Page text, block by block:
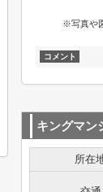
※写真や
コメント
キングマン
所在